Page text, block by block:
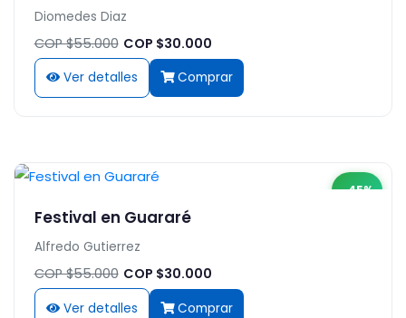
Diomedes Diaz
COP $55.000 COP $30.000
Ver detalles Comprar
-45%
Festival en Guararé
Alfredo Gutierrez
COP $55.000 COP $30.000
Ver detalles Comprar